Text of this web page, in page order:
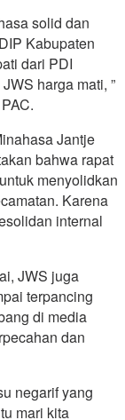
solid dan
Kabupaten
dari PDI
harga mati, ”
Jantje
bahwa rapat
menyolidkan
Karena
internal
JWS juga
terpancing
di media
dan
negarif yang
mari kita